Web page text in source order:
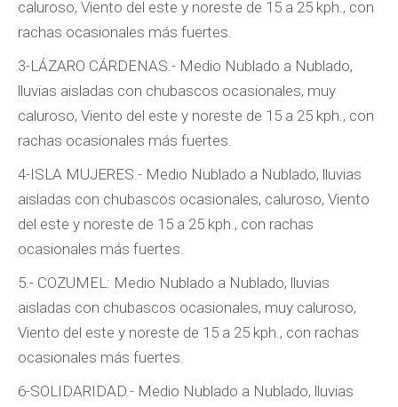
caluroso, Viento del este y noreste de 15 a 25 kph., con
rachas ocasionales más fuertes.
3-LÁZARO CÁRDENAS.- Medio Nublado a Nublado,
lluvias aisladas con chubascos ocasionales, muy
caluroso, Viento del este y noreste de 15 a 25 kph., con
rachas ocasionales más fuertes.
4-ISLA MUJERES.- Medio Nublado a Nublado, lluvias
aisladas con chubascos ocasionales, caluroso, Viento
del este y noreste de 15 a 25 kph., con rachas
ocasionales más fuertes.
5.- COZUMEL: Medio Nublado a Nublado, lluvias
aisladas con chubascos ocasionales, muy caluroso,
Viento del este y noreste de 15 a 25 kph., con rachas
ocasionales más fuertes.
6-SOLIDARIDAD.- Medio Nublado a Nublado, lluvias